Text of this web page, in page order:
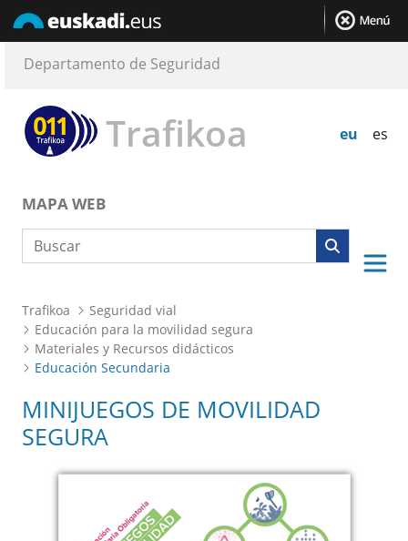
Trafikoa eu es
Departamento de Seguridad
MAPA WEB
Búsqueda web
Trafikoa
Seguridad vial
Educación para la movilidad segura
Materiales y Recursos didácticos
Educación Secundaria
MINIJUEGOS DE MOVILIDAD
SEGURA